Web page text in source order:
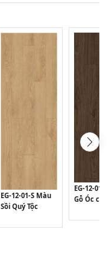
EG-12-01-S Màu
Sồi Quý Tộc
EG-12-01-
Gỗ Óc